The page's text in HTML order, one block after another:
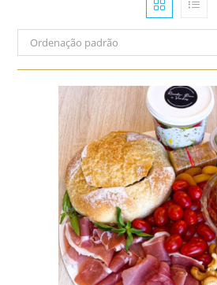
Ordenação padrão